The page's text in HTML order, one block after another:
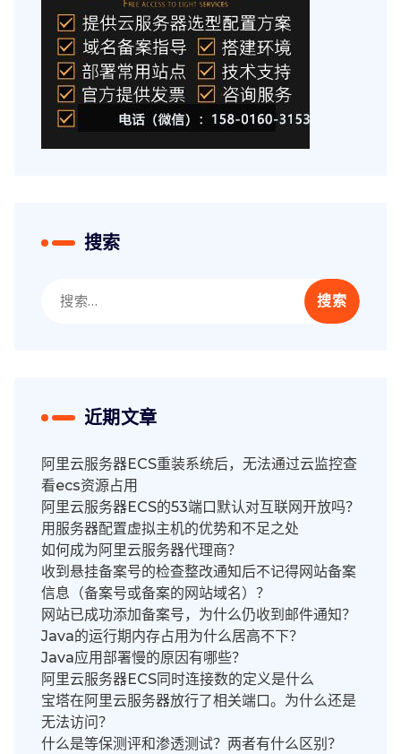
搜索
索：
近期文章
阿里云服务器ECS重装系统后，无法通过云监控查
看ecs资源占用
阿里云服务器ECS的53端口默认对互联网开放吗？
用服务器配置虚拟主机的优势和不足之处
如何成为阿里云服务器代理商？
收到悬挂备案号的检查整改通知后不记得网站备案
信息（备案号或备案的网站域名）？
网站已成功添加备案号，为什么仍收到邮件通知？
Java的运行期内存占用为什么居高不下？
Java应用部署慢的原因有哪些？
阿里云服务器ECS同时连接数的定义是什么
宝塔在阿里云服务器放行了相关端口。为什么还是
无法访问？
什么是等保测评和渗透测试？两者有什么区别？